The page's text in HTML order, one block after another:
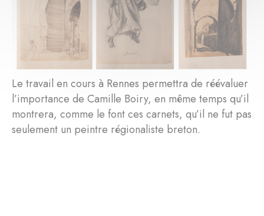
Le travail en cours à Rennes permettra de réévaluer
l’importance de Camille Boiry, en même temps qu’il
montrera, comme le font ces carnets, qu’il ne fut pas
seulement un peintre régionaliste breton.